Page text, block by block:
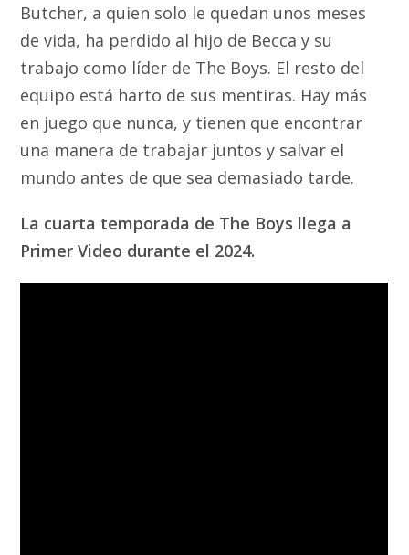
Butcher, a quien solo le quedan unos meses
de vida, ha perdido al hijo de Becca y su
trabajo como líder de The Boys. El resto del
equipo está harto de sus mentiras. Hay más
en juego que nunca, y tienen que encontrar
una manera de trabajar juntos y salvar el
mundo antes de que sea demasiado tarde.
La cuarta temporada de The Boys llega a
Primer Video durante el 2024.